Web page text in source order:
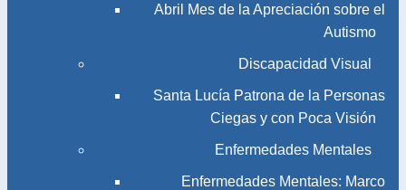
Abril Mes de la Apreciación sobre el
Autismo
Discapacidad Visual
Santa Lucía Patrona de la Personas
Ciegas y con Poca Visión
Enfermedades Mentales
Enfermedades Mentales: Marco